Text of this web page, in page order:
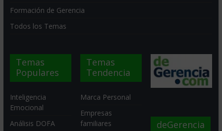
Formación de Gerencia
Todos los Temas
Temas
Populares
Inteligencia
Emocional
Análisis DOFA
Temas
Tendencia
Marca Personal
Empresas
familiares
deGerencia